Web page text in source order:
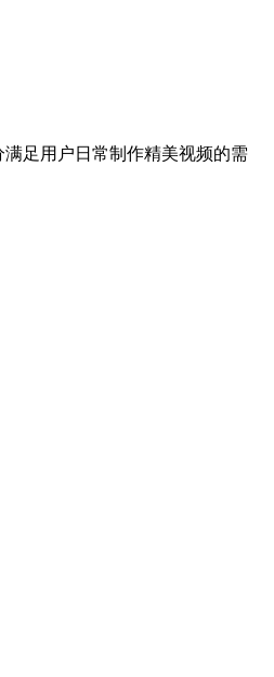
足用户日常制作精美视频的需